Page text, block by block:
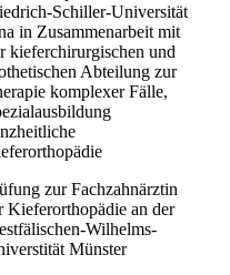
Schiller-Universität
in Zusammenarbeit mit
kieferchirurgischen und
Abteilung zur
komplexer Fälle,
zur Fachzahnärztin
Kieferorthopädie an der
Wilhelms-
Münster